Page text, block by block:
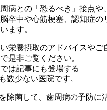
病との「恐るべき」接点や、
卒中や心筋梗塞、認知症の
ます。
栄養摂取のアドバイスやご
是非ご覧ください。
は記事にも登場する
数少ない医院です。
除菌して、歯周病の予防に